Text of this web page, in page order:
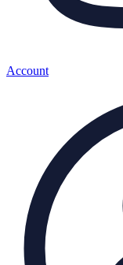
Account